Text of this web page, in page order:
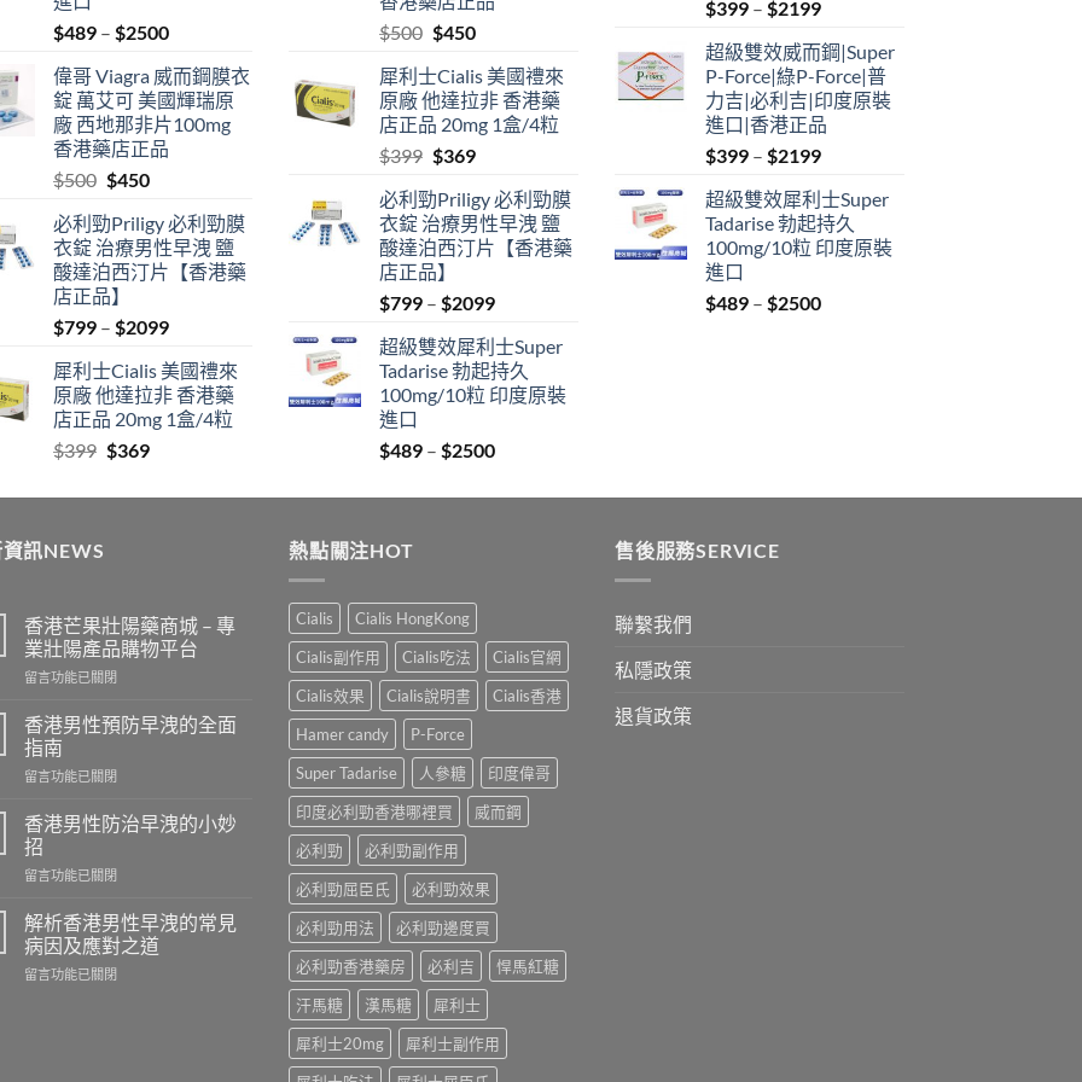
$489 – $2500Price
$489
through
$2500
偉哥 Viagra 威而鋼膜衣
錠 萬艾可 美國輝瑞原
廠 西地那非片100mg
香港藥店正品
$500 Original
was:
$500.
$450Current
is:
$450.
必利勁Priligy 必利勁膜
衣錠 治療男性早洩 鹽
酸達泊西汀片【香港藥
店正品】
$799 – $2099Price
$799
through
$2099
犀利士Cialis 美國禮來
原廠 他達拉非 香港藥
店正品 20mg 1盒/4粒
$399 Original
was:
$369Current
is:
$500 Original
was:
$500.
$450Current
is:
$450.
犀利士Cialis 美國禮來
原廠 他達拉非 香港藥
店正品 20mg 1盒/4粒
$399 Original
was:
$399.
$369Current
is:
$369.
必利勁Priligy 必利勁膜
衣錠 治療男性早洩 鹽
酸達泊西汀片【香港藥
店正品】
$799 – $2099Price
$799
through
$2099
超級雙效犀利士Super
Tadarise 勃起持久
100mg/10粒 印度原裝
進口
$489 – $2500Price
$489
$399 – $2199Price
$399
through
$2199
超級雙效威而鋼|Super
P-Force|綠P-Force|普
力吉|必利吉|印度原裝
進口|香港正品
$399 – $2199Price
$399
through
$2199
超級雙效犀利士Super
Tadarise 勃起持久
100mg/10粒 印度原裝
進口
$489 – $2500Price
訊NEWS
香港芒果壯陽藥商城 – 專
業壯陽產品購物平台
在
港
芒
果
壯
藥
商
城
–
業
壯
產
留言功能已關閉
香港男性預防早洩的全面
指南
在
港
男
性
預
早
洩
的
全
留言功能已關閉
香港男性防治早洩的小妙
招
在
港
男
性
防
留言功能已關閉
解析香港男性早洩的常見
病因及應對之道
在
留言功能已關閉
熱點關注HOT
Cialis
Cialis HongKong
Cialis副作用
Cialis吃法
Cialis官網
Cialis效果
Cialis說明書
Cialis香港
Hamer candy
P-Force
Super Tadarise
人參糖
印度偉哥
印度必利勁香港哪裡買
威而鋼
必利勁
必利勁副作用
必利勁屈臣氏
必利勁效果
必利勁用法
必利勁邊度買
必利勁香港藥房
必利吉
悍馬紅糖
汗馬糖
漢馬糖
犀利士
犀利士20mg
犀利士副作用
售後服務SERVICE
聯繫我們
私隱政策
退貨政策